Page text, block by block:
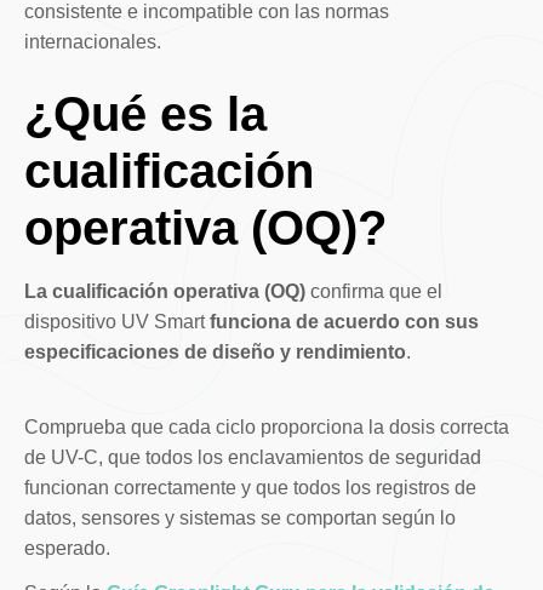
consistente e incompatible con las normas
internacionales.
¿Qué es la
cualificación
operativa (OQ)?
La cualificación operativa (OQ) confirma que el
dispositivo UV Smartfunciona de acuerdo con sus
especificaciones de diseño y rendimiento.
Comprueba que cada ciclo proporciona la dosis correcta
de UV-C, que todos los enclavamientos de seguridad
funcionan correctamente y que todos los registros de
datos, sensores y sistemas se comportan según lo
esperado.